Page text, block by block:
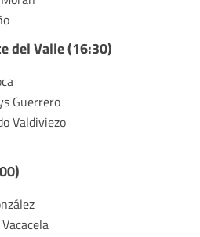
del Valle (16:30)
Guerrero
Valdiviezo